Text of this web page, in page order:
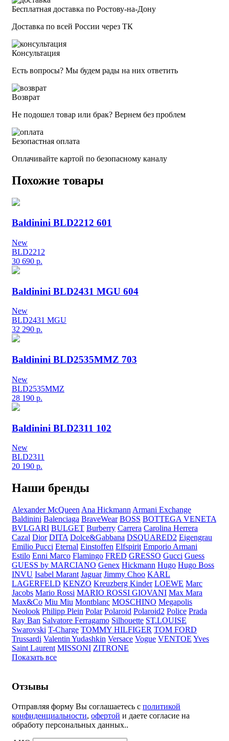
Бесплатная доставка по Ростову-на-Дону
Доставка по всей России через ТК
Консультация
Есть вопросы? Мы будем рады на них ответить
Возврат
Не подошел товар или брак? Вернем без проблем
Безопастная оплата
Оплачивайте картой по безопасному каналу
Похожие товары
Baldinini BLD2212 601
New
BLD2212
30 690 р.
Baldinini BLD2431 MGU 604
New
BLD2431 MGU
32 290 р.
Baldinini BLD2535MMZ 703
New
BLD2535MMZ
28 190 р.
Baldinini BLD2311 102
New
BLD2311
20 190 р.
Наши бренды
Alexander McQueen Ana Hickmann Armani Exchange
Baldinini Balenciaga BraveWear BOSS BOTTEGA VENETA
BVLGARI BULGET Burberry Carrera Carolina Herrera
Cazal Dior DITA Dolce&Gabbana DSQUARED2 Eigengrau
Emilio Pucci Eternal Einstoffen Elfspirit Emporio Armani
Estilo Enni Marco Flamingo FRED GRESSO Gucci Guess
GUESS by MARCIANO Genex Hickmann Hugo Hugo Boss
INVU Isabel Marant Jaguar Jimmy Choo KARL
LAGERFELD KENZO Kreuzberg Kinder LOEWE Marc
Jacobs Mario Rossi MARIO ROSSI GIOVANI Max Mara
Max&Co Miu Miu Montblanc MOSCHINO Megapolis
Neolook Philipp Plein Polar Polaroid Polaroid2 Police Prada
Ray Ban Salvatore Ferragamo Silhouette ST.LOUISE
Swarovski T-Charge TOMMY HILFIGER TOM FORD
Trussardi Valentin Yudashkin Versace Vogue VENTOE Yves
Saint Laurent MISSONI ZITRONE
Показать все
Отзывы
Отправляя форму Вы соглашаетесь с политикой
конфиденциальности, офертой и даете согласие на
обработу персональных данных..